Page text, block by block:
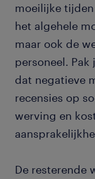
moeilijke
het algehele
maar ook de
personeel. Pak
dat negatieve
recensies op
werving en
De resterende